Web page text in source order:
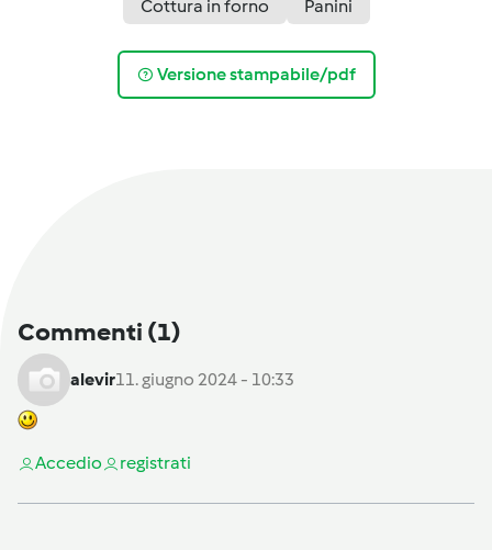
Cottura in forno
Panini
Versione stampabile/pdf
Commenti (1)
alevir11. giugno 2024 - 10:33
Accedio registrati